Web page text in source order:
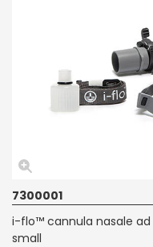
7300001
i-flo™ cannula nasale
small